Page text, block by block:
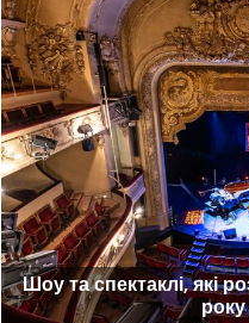
Шоу та спектаклі, які